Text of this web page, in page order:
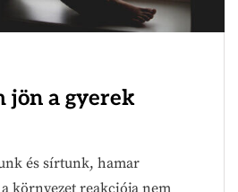
jön a gyerek
és sírtunk, hamar